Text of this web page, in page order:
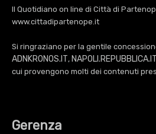
Il Quotidiano on line di Città di
www.cittadipartenope.it
Si ringraziano per la gentile
ADNKRONOS.IT, NAPOLI.REPUBBLICA.IT
cui provengono molti dei contenuti
Gerenza